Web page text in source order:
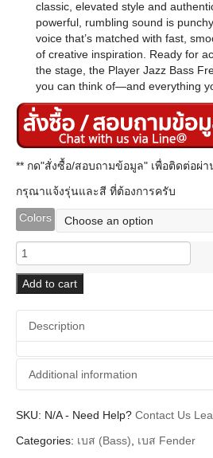
classic, elevated style and
powerful, rumbling sound is
voice that’s matched with fast,
of creative inspiration. Ready for
the stage, the Player Jazz Bass
you can think of—and everything
** กด"สั่งซื้อ/สอบถามข้อมูล" เพื่อติดต่อผ่า
กรุณาแจ้งรุ่นและสี ที่ต้องการครับ
Colors
Fender
Player
Jazz
Bass
Fretless
quantity
Add to cart
Description
Additional information
Additional information
Brands Fender
SKU: N/A- Need Help? Contact Us
Categories: เบส (Bass)
เบส Fender